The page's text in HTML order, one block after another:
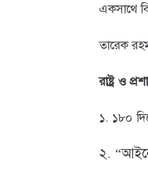
একসাথে
তারেক
রাষ্ট্র ও
১. ১৮০
২.